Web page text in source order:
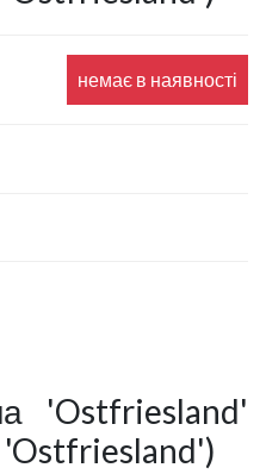
немає в наявності
'Ostfriesland'
'Ostfriesland')